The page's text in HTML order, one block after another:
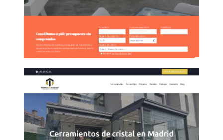
Diseño Web de cerramientos y
techos de cristal